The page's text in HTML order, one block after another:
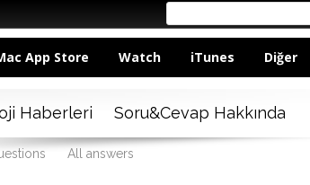
App Store Watch iTunes Diğer
Haberleri Soru&Cevap Hakkında
All answers